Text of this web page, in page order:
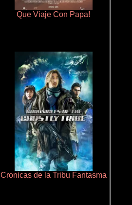
Que Viaje Con Papa!
Cronicas de la Tribu Fantasma